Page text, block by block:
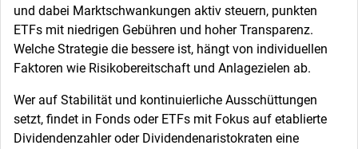
und dabei Marktschwankungen aktiv steuern, punkten
ETFs mit niedrigen Gebühren und hoher Transparenz.
Welche Strategie die bessere ist, hängt von individuellen
Faktoren wie Risikobereitschaft und Anlagezielen ab.
Wer auf Stabilität und kontinuierliche Ausschüttungen
setzt, findet in Fonds oder ETFs mit Fokus auf etablierte
Dividendenzahler oder Dividendenaristokraten eine